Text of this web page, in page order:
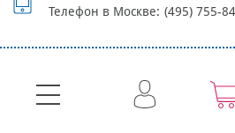
Телефон в Москве: (495) 755-